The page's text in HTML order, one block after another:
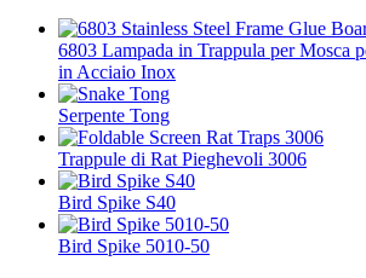
6803 Lampada in Trappula per Mosca
in Acciaio Inox
Serpente Tong
Trappule di Rat Pieghevoli 3006
Bird Spike S40
Bird Spike 5010-50